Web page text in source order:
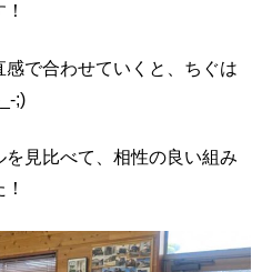
で合わせていくと、ちぐは
;)
見比べて、相性の良い組み